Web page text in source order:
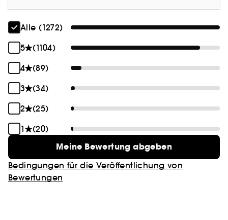
Alle (1272)
5
(1104)
4
(89)
3
(34)
2
(25)
1
(20)
Meine Bewertung abgeben
Bedingungen für die Veröffentlichung von
Bewertungen